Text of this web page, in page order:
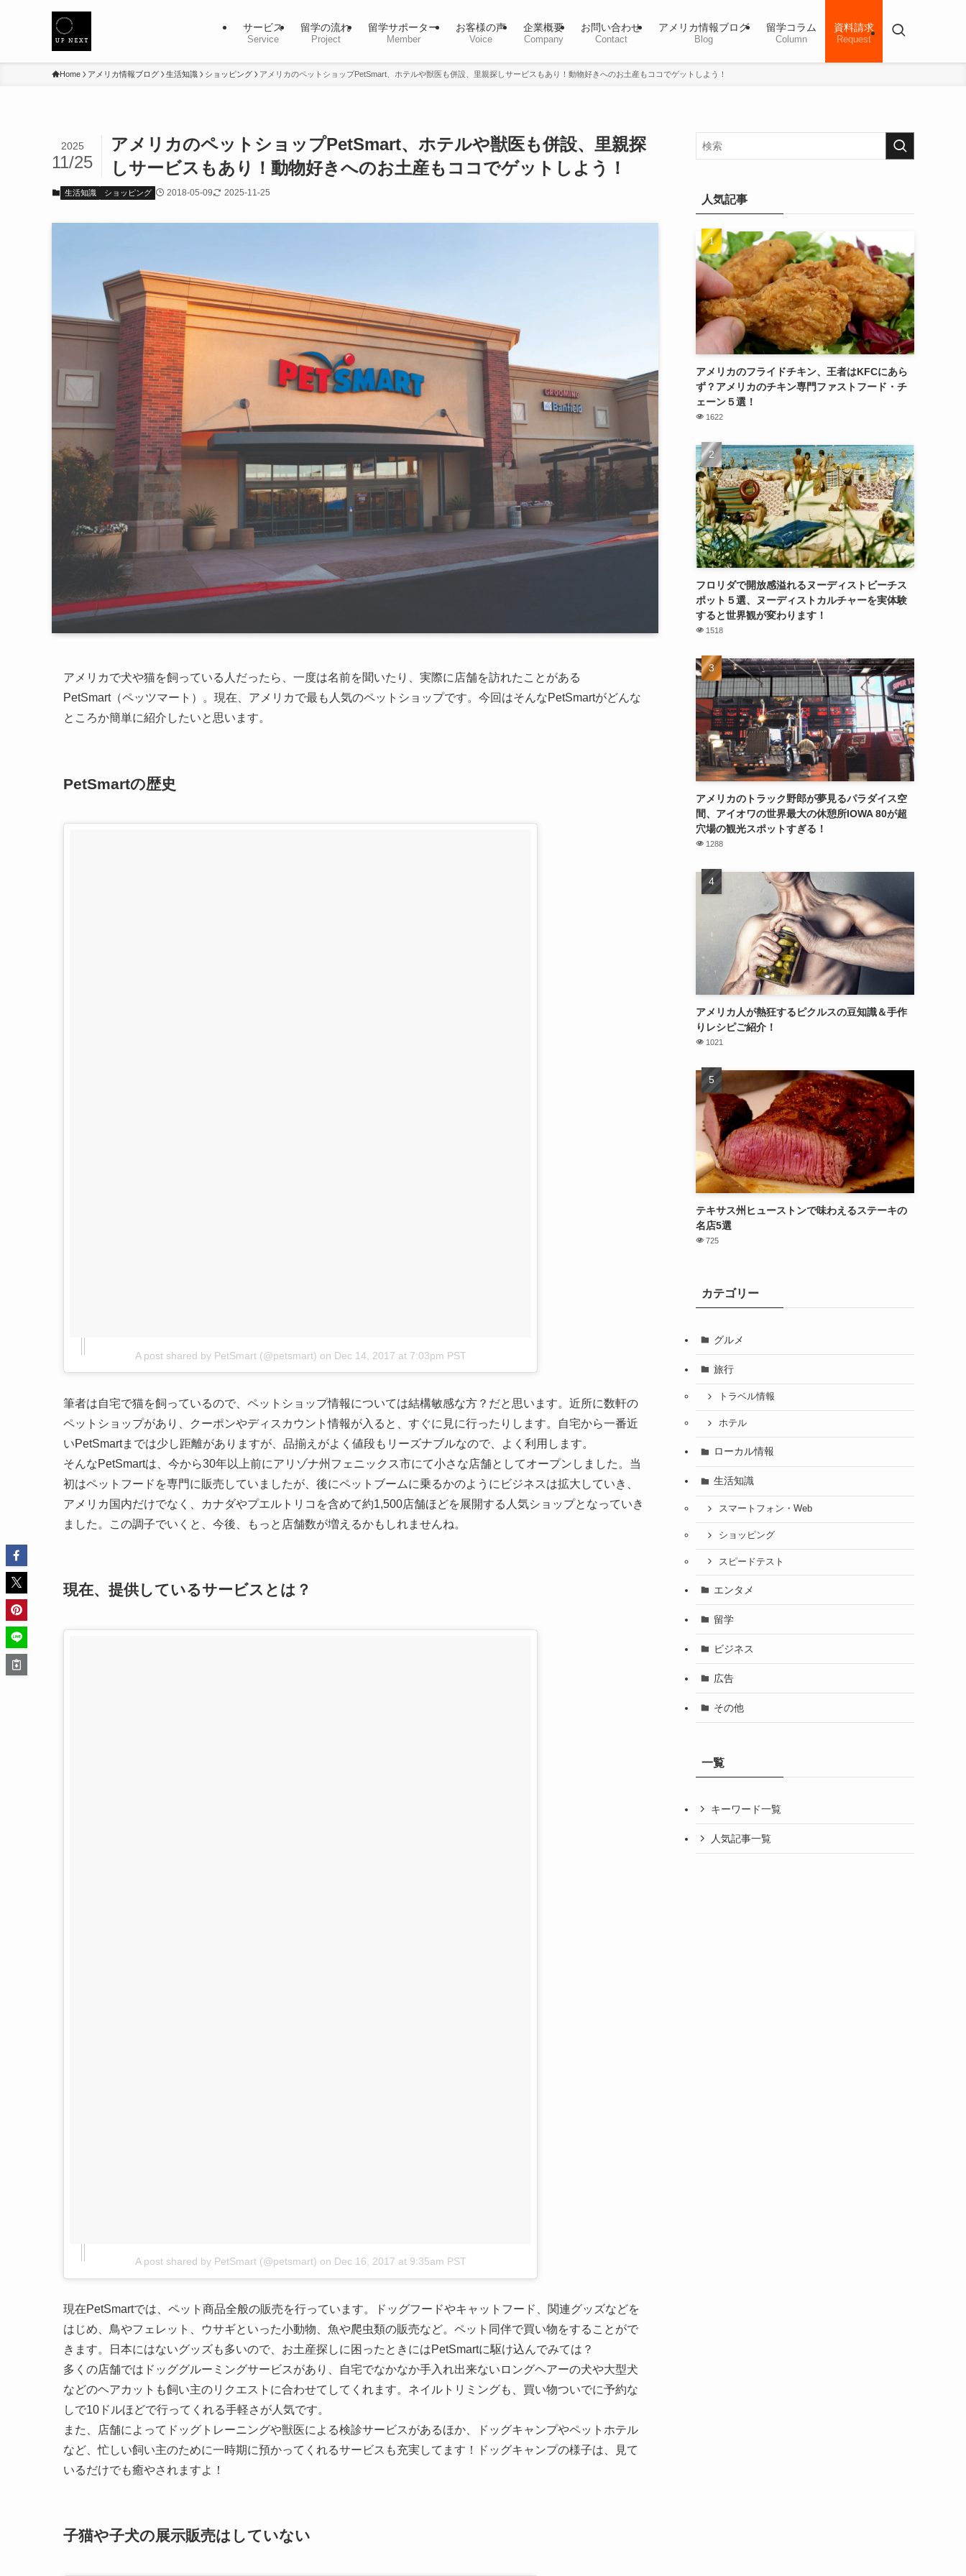
サービス
Service
留学の流れ
Project
留学サポーター
Member
お客様の声
Voice
企業概要
Company
お問い合わせ
Contact
アメリカ情報ブログ
Blog
留学コラム
Column
資料請求
Request
Home アメリカ情報ブログ 生活知識 ショッピング アメリカのペットショップPetSmart、ホテルや獣医も併設、里親探しサービスもあり！動物好きへのお土産もココでゲットしよう！
アメリカのペットショップPetSmart、ホテルや獣医も併設、里親探
しサービスもあり！動物好きへのお土産もココでゲットしよう！
2025
11/25
生活知識 ショッピング 2018-05-09 2025-11-25
アメリカで犬や猫を飼っている人だったら、一度は名前を聞いたり、実際に店舗を訪れたことがある
PetSmart（ペッツマート）。現在、アメリカで最も人気のペットショップです。今回はそんなPetSmartがどんな
ところか簡単に紹介したいと思います。
PetSmartの歴史
A post shared by PetSmart (@petsmart) on Dec 14, 2017 at 7:03pm PST
筆者は自宅で猫を飼っているので、ペットショップ情報については結構敏感な方？だと思います。近所に数軒の
ペットショップがあり、クーポンやディスカウント情報が入ると、すぐに見に行ったりします。自宅から一番近
いPetSmartまでは少し距離がありますが、品揃えがよく値段もリーズナブルなので、よく利用します。
そんなPetSmartは、今から30年以上前にアリゾナ州フェニックス市にて小さな店舗としてオープンしました。当
初はペットフードを専門に販売していましたが、後にペットブームに乗るかのようにビジネスは拡大していき、
アメリカ国内だけでなく、カナダやプエルトリコを含めて約1,500店舗ほどを展開する人気ショップとなっていき
ました。この調子でいくと、今後、もっと店舗数が増えるかもしれませんね。
現在、提供しているサービスとは？
A post shared by PetSmart (@petsmart) on Dec 16, 2017 at 9:35am PST
現在PetSmartでは、ペット商品全般の販売を行っています。ドッグフードやキャットフード、関連グッズなどを
はじめ、鳥やフェレット、ウサギといった小動物、魚や爬虫類の販売など。ペット同伴で買い物をすることがで
きます。日本にはないグッズも多いので、お土産探しに困ったときにはPetSmartに駆け込んでみては？
多くの店舗ではドッググルーミングサービスがあり、自宅でなかなか手入れ出来ないロングヘアーの犬や大型犬
などのヘアカットも飼い主のリクエストに合わせてしてくれます。ネイルトリミングも、買い物ついでに予約な
しで10ドルほどで行ってくれる手軽さが人気です。
また、店舗によってドッグトレーニングや獣医による検診サービスがあるほか、ドッグキャンプやペットホテル
など、忙しい飼い主のために一時期に預かってくれるサービスも充実してます！ドッグキャンプの様子は、見て
いるだけでも癒やされますよ！
子猫や子犬の展示販売はしていない
人気記事
アメリカのフライドチキン、王者はKFCにあら
ず？アメリカのチキン専門ファストフード・チ
ェーン５選！
1622
フロリダで開放感溢れるヌーディストビーチス
ポット５選、ヌーディストカルチャーを実体験
すると世界観が変わります！
1518
アメリカのトラック野郎が夢見るパラダイス空
間、アイオワの世界最大の休憩所IOWA 80が超
穴場の観光スポットすぎる！
1288
アメリカ人が熱狂するピクルスの豆知識＆手作
りレシピご紹介！
1021
テキサス州ヒューストンで味わえるステーキの
名店5選
725
カテゴリー
グルメ
旅行
トラベル情報
ホテル
ローカル情報
生活知識
スマートフォン・Web
ショッピング
スピードテスト
エンタメ
留学
ビジネス
広告
その他
一覧
キーワード一覧
人気記事一覧